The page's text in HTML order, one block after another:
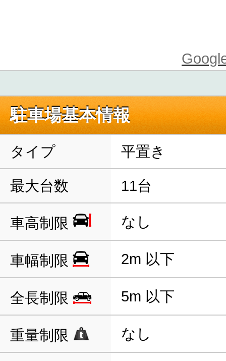
駐車場基本情報
タイプ 平置き
最大台数 11台
車高制限 なし
車幅制限 2m 以下
全長制限 5m 以下
重量制限 なし